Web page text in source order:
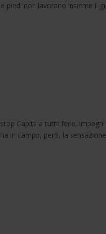
piedi non lavorano insieme il
Capita a tutti: ferie, impegni
in campo, però, la